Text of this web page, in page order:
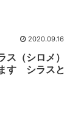
2020.09.16
（シロメ）
す シラスと